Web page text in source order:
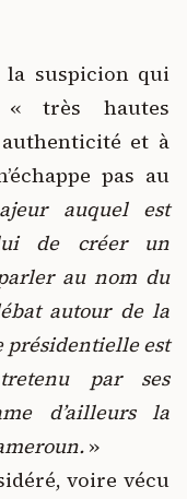
suspicion qui
« très hautes
et à
pas au
auquel est
de créer un
au nom du
autour de la
est
par ses
d’ailleurs la
»
voire vécu